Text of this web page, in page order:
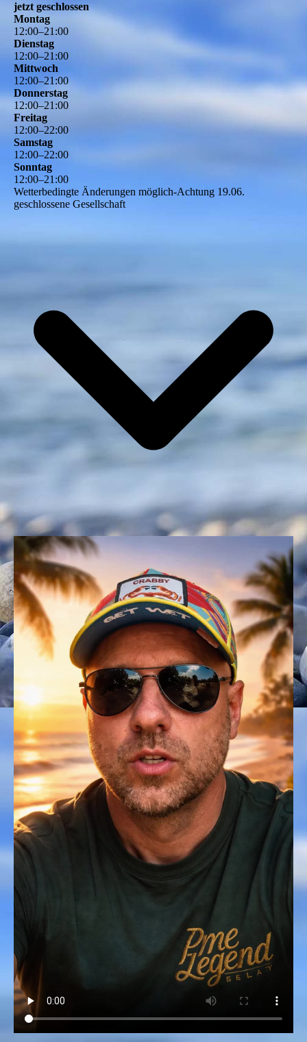
jetzt geschlossen
Montag
12:00–21 :00
Dienstag
12:00–21 :00
Mittwoch
12:00–21 :00
Donnerstag
12:00–21 :00
Freitag
12:00–22:00
Samstag
12:00–22:00
Sonntag
12:00–21 :00
Wetterbedingte Änderungen möglich-Achtung 19.06.
geschlossene Gesellschaft